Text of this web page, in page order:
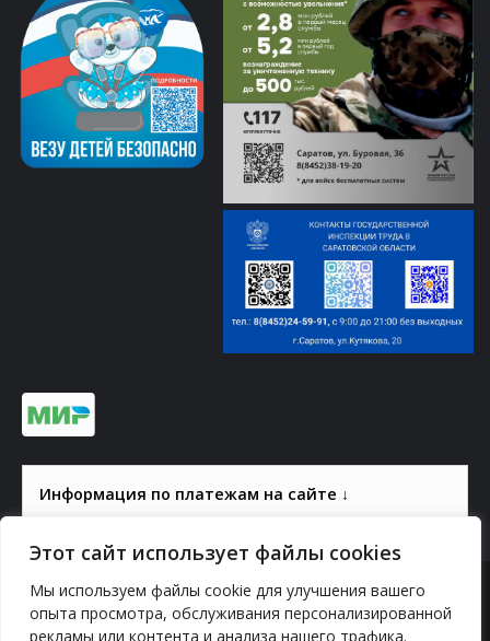
Этот сайт использует файлы cookies
Мы используем файлы cookie для улучшения вашего
опыта просмотра, обслуживания персонализированной
рекламы или контента и анализа нашего трафика.
Информация по платежам на сайте ↓
© 2000-2026, ГАУК СОМ КВЦ
Политика конфиденциальности